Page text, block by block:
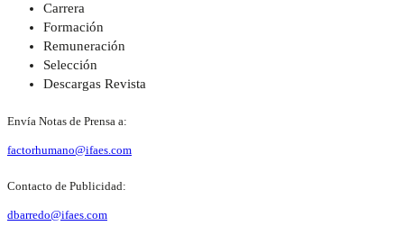
Carrera
Formación
Remuneración
Selección
Descargas Revista
Envía Notas de Prensa a:
factorhumano@ifaes.com
Contacto de Publicidad:
dbarredo@ifaes.com